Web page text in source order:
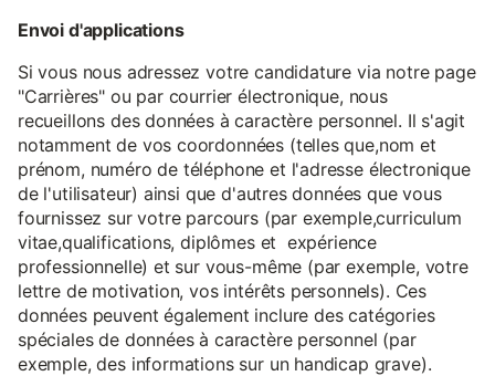
Envoi d'applications
Si vous nous adressez votre candidature via notre page
"Carrières" ou par courrier électronique, nous
recueillons des données à caractère personnel. Il s'agit
notamment de vos coordonnées (telles que,nom et
prénom, numéro de téléphone et l'adresse électronique
de l'utilisateur) ainsi que d'autres données que vous
fournissez sur votre parcours (par exemple,curriculum
vitae,qualifications, diplômes et expérience
professionnelle) et sur vous-même (par exemple, votre
lettre de motivation, vos intérêts personnels). Ces
données peuvent également inclure des catégories
spéciales de données à caractère personnel (par
exemple, des informations sur un handicap grave).